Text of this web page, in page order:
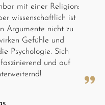
mit einer Religion:
wissenschaftlich ist
Argumente nicht zu
Gefühle und
Psychologie. Sich
und auf